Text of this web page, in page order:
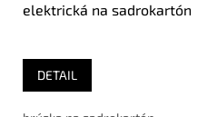
elektrická na sadrokartón
DETAIL